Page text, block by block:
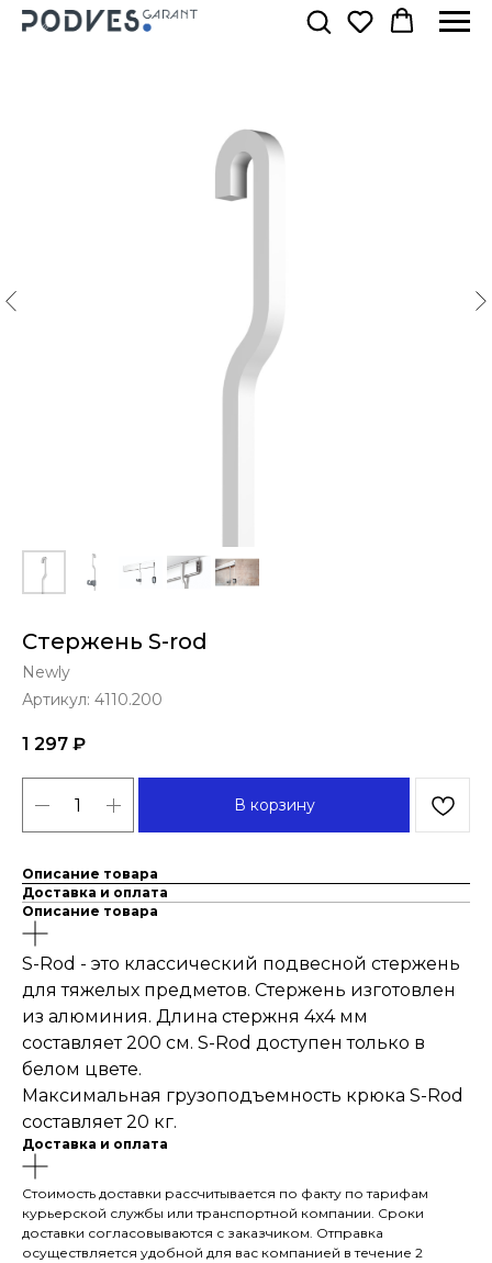
Стержень S-rod
Newly
Артикул: 4110.200
1 297 ₽
В корзину
Описание товара
Доставка и оплата
Описание товара
S-Rod - это классический подвесной стержень
для тяжелых предметов. Стержень изготовлен
из алюминия. Длина стержня 4x4 мм
составляет 200 см. S-Rod доступен только в
белом цвете.
Максимальная грузоподъемность крюка S-Rod
составляет 20 кг.
Доставка и оплата
Стоимость доставки рассчитывается по факту по тарифам
курьерской службы или транспортной компании. Сроки
доставки согласовываются с заказчиком. Отправка
осуществляется удобной для вас компанией в течение 2